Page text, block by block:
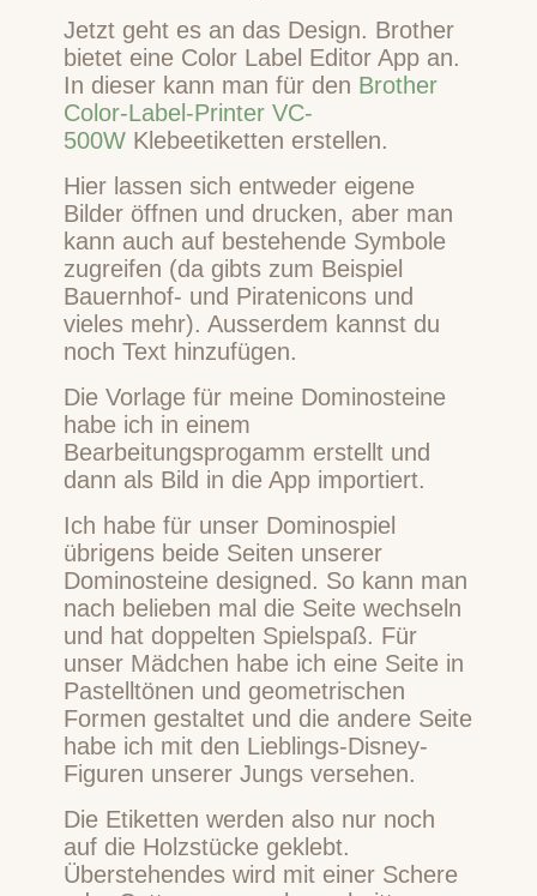
Jetzt geht es an das Design. Brother
bietet eine Color Label Editor App an.
In dieser kann man für den Brother
Color-Label-Printer VC-
500W Klebeetiketten erstellen.
Hier lassen sich entweder eigene
Bilder öffnen und drucken, aber man
kann auch auf bestehende Symbole
zugreifen (da gibts zum Beispiel
Bauernhof- und Piratenicons und
vieles mehr). Ausserdem kannst du
noch Text hinzufügen.
Die Vorlage für meine Dominosteine
habe ich in einem
Bearbeitungsprogamm erstellt und
dann als Bild in die App importiert.
Ich habe für unser Dominospiel
übrigens beide Seiten unserer
Dominosteine designed. So kann man
nach belieben mal die Seite wechseln
und hat doppelten Spielspaß. Für
unser Mädchen habe ich eine Seite in
Pastelltönen und geometrischen
Formen gestaltet und die andere Seite
habe ich mit den Lieblings-Disney-
Figuren unserer Jungs versehen.
Die Etiketten werden also nur noch
auf die Holzstücke geklebt.
Überstehendes wird mit einer Schere